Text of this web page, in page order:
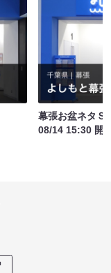
幕張お盆ネタＳ
08/14 15:30 開